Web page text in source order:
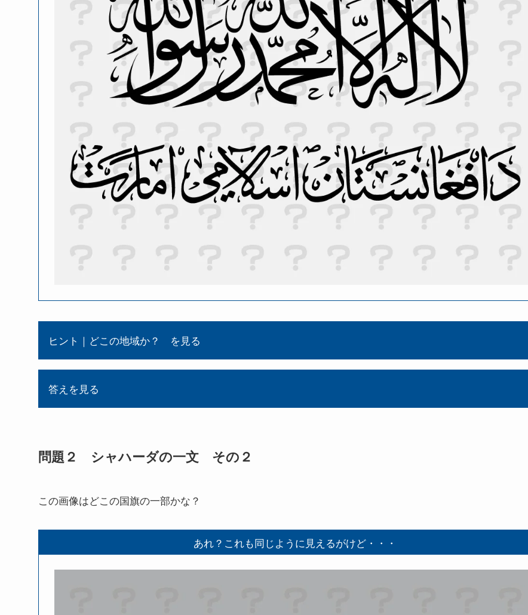
ヒント｜どこの地域か？ を見る
答えを見る
問題２ シャハーダの一文 その２
この画像はどこの国旗の一部かな？
あれ？これも同じように見えるがけど・・・